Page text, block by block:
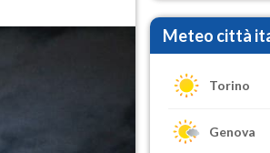
Meteo città
Torino
Genova